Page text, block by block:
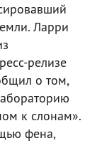
Ларри
релизе
о том,
к слонам».
фена,